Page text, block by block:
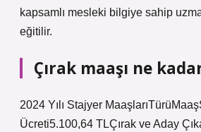
kapsamlı mesleki bilgiye sahip
eğitilir.
Çırak maaşı ne
2024 Yılı Stajyer
Ücreti5.100,64 TLÇırak ve Aday